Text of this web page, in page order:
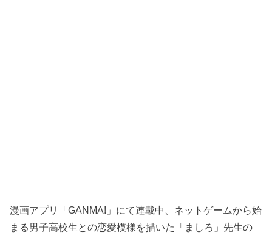
漫画アプリ「GANMA!」にて連載中、ネットゲームから始
まる男子高校生との恋愛模様を描いた「ましろ」先生の